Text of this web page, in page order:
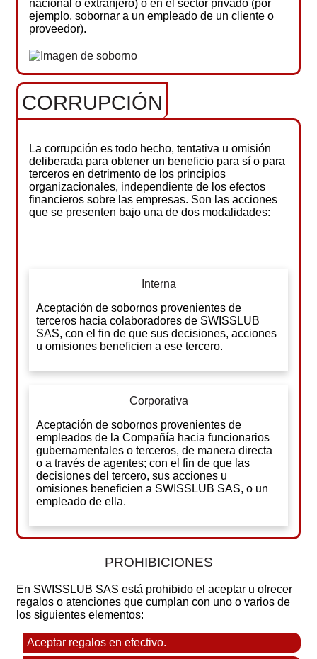
nacional o extranjero) o en el sector privado (por
ejemplo, sobornar a un empleado de un cliente o
proveedor).
CORRUPCIÓN
La corrupción es todo hecho, tentativa u omisión
deliberada para obtener un beneficio para sí o para
terceros en detrimento de los principios
organizacionales, independiente de los efectos
financieros sobre las empresas. Son las acciones
que se presenten bajo una de dos modalidades:
Interna
Aceptación de sobornos provenientes de
terceros hacia colaboradores de SWISSLUB
SAS, con el fin de que sus decisiones, acciones
u omisiones beneficien a ese tercero.
Corporativa
Aceptación de sobornos provenientes de
empleados de la Compañía hacia funcionarios
gubernamentales o terceros, de manera directa
o a través de agentes; con el fin de que las
decisiones del tercero, sus acciones u
omisiones beneficien a SWISSLUB SAS, o un
empleado de ella.
PROHIBICIONES
En SWISSLUB SAS está prohibido el aceptar u ofrecer
regalos o atenciones que cumplan con uno o varios de
los siguientes elementos:
Aceptar regalos en efectivo.